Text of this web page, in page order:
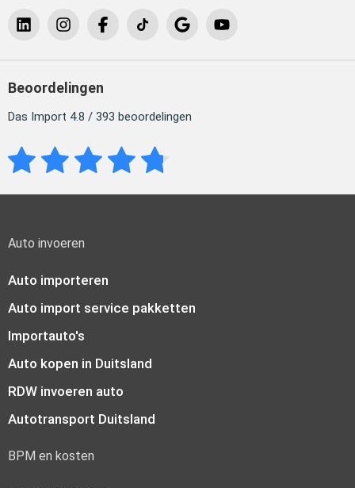
Beoordelingen
Das Import 4.8 / 393 beoordelingen
Auto invoeren
Auto importeren
Auto import service pakketten
Importauto's
Auto kopen in Duitsland
RDW invoeren auto
Autotransport Duitsland
BPM en kosten